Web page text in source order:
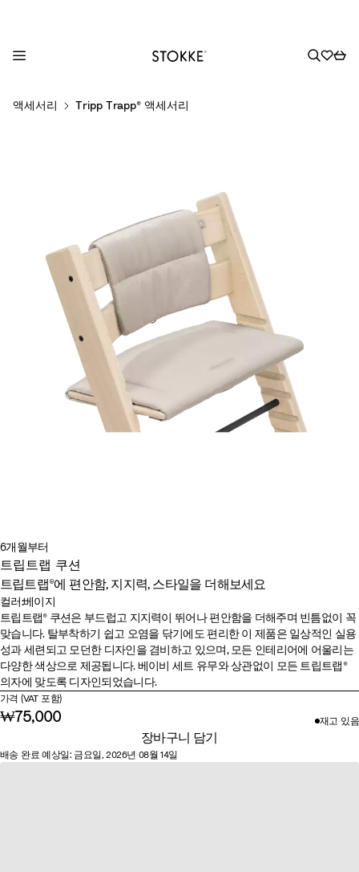
액세서리 Tripp Trapp® 액세서리
6개월부터
트립트랩 쿠션
트립트랩®에 편안함, 지지력, 스타일을 더해보세요
컬러 :베이지
컬러
베
이
지
휘
트
크
림
앤
트
러
사
이
트
글
레
시
어
그
린
헤
더
모
브
캔
디
핑
크
베
이
지
팀
버
파
스
텔
스
트
라
프
레
몬
데
이
즈
트립트랩® 쿠션은 부드럽고 지지력이 뛰어나 편안함을 더해주며 빈틈없이 꼭
맞습니다. 탈부착하기 쉽고 오염을 닦기에도 편리한 이 제품은 일상적인 실용
성과 세련되고 모던한 디자인을 겸비하고 있으며, 모든 인테리어에 어울리는
다양한 색상으로 제공됩니다. 베이비 세트 유무와 상관없이 모든 트립트랩®
의자에 맞도록 디자인되었습니다.
가격 (VAT 포함)
₩75,000 재고 있음​
장바구니 담기
배송 완료 예상일: 금요일, 2026년 08월 14일